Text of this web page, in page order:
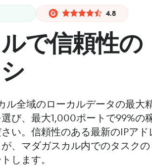
4.8
で信頼性の
ル全域のローカルデータの最大
び、最大1,000ポートで99%の
い。信頼性のある最新のIPアド
、マダガスカル内でのタスクの
します。